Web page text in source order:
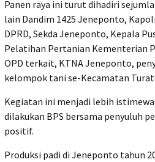
Panen raya ini turut dihadiri
lain Dandim 1425 Jeneponto,
DPRD, Sekda Jeneponto, Kepala
Pelatihan Pertanian Kementerian
OPD terkait, KTNA Jeneponto,
kelompok tani se-Kecamatan
Kegiatan ini menjadi lebih
dilakukan BPS bersama penyuluh
positif.
Produksi padi di Jeneponto tahun